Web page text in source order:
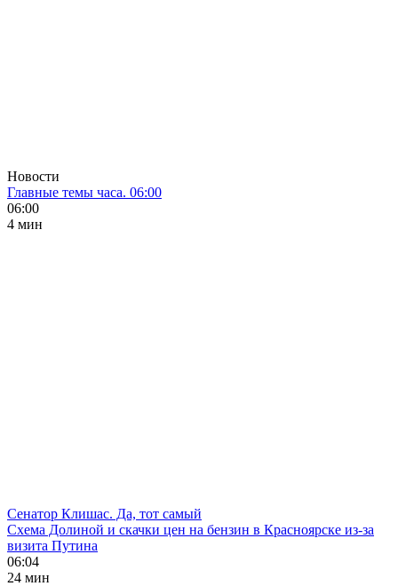
Новости
Главные темы часа. 06:00
06:00
4 мин
Сенатор Клишас. Да, тот самый
Схема Долиной и скачки цен на бензин в Красноярске из-за
визита Путина
06:04
24 мин